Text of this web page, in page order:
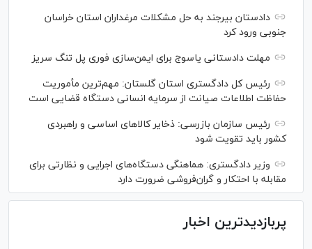
دادستان بیرجند به حل مشکلات مرغداران استان خراسان
جنوبی ورود کرد
مهلت دادستانی یاسوج برای ایمن‌سازی فوری پل تنگ سریز
رئیس کل دادگستری استان گلستان: مهم‌ترین مأموریت
حفاظت اطلاعات صیانت از سرمایه انسانی دستگاه قضایی است
رئیس سازمان بازرسی: ذخایر کالاهای اساسی و راهبردی
کشور باید تقویت شود
وزیر دادگستری: هماهنگی دستگاه‌های اجرایی و نظارتی برای
مقابله با احتکار و گران‌فروشی ضرورت دارد
پربازدیدترین اخبار